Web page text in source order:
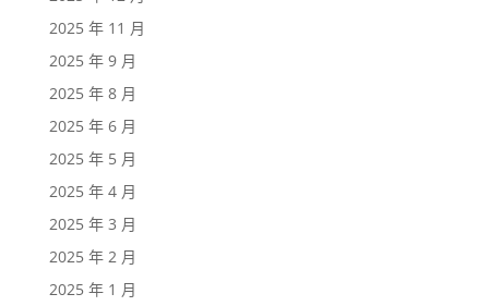
2025 年 11 月
2025 年 9 月
2025 年 8 月
2025 年 6 月
2025 年 5 月
2025 年 4 月
2025 年 3 月
2025 年 2 月
2025 年 1 月